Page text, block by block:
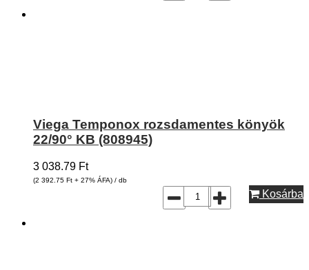
Viega Temponox rozsdamentes könyök
22/90° KB (808945)
3 038.79 Ft
(2 392.75 Ft + 27% ÁFA) / db
Kosárba